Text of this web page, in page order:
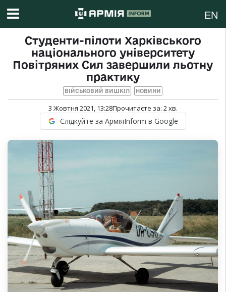
EN
Студенти-пілоти Харківського
національного університету
Повітряних Сил завершили льотну
практику
ВІЙСЬКОВИЙ ВИШКІЛ НОВИНИ
3 Жовтня 2021, 13:28Прочитаєте за: 2хв.
Слідкуйте за АрміяInform в Google